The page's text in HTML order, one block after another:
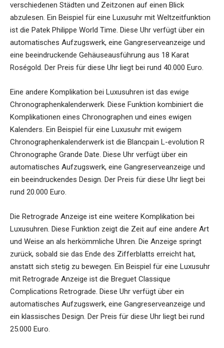
verschiedenen Städten und Zeitzonen auf einen Blick
abzulesen. Ein Beispiel für eine Luxusuhr mit Weltzeitfunktion
ist die Patek Philippe World Time. Diese Uhr verfügt über ein
automatisches Aufzugswerk, eine Gangreserveanzeige und
eine beeindruckende Gehäuseausführung aus 18 Karat
Roségold. Der Preis für diese Uhr liegt bei rund 40.000 Euro.
Eine andere Komplikation bei Luxusuhren ist das ewige
Chronographenkalenderwerk. Diese Funktion kombiniert die
Komplikationen eines Chronographen und eines ewigen
Kalenders. Ein Beispiel für eine Luxusuhr mit ewigem
Chronographenkalenderwerk ist die Blancpain L-evolution R
Chronographe Grande Date. Diese Uhr verfügt über ein
automatisches Aufzugswerk, eine Gangreserveanzeige und
ein beeindruckendes Design. Der Preis für diese Uhr liegt bei
rund 20.000 Euro.
Die Retrograde Anzeige ist eine weitere Komplikation bei
Luxusuhren. Diese Funktion zeigt die Zeit auf eine andere Art
und Weise an als herkömmliche Uhren. Die Anzeige springt
zurück, sobald sie das Ende des Zifferblatts erreicht hat,
anstatt sich stetig zu bewegen. Ein Beispiel für eine Luxusuhr
mit Retrograde Anzeige ist die Breguet Classique
Complications Retrograde. Diese Uhr verfügt über ein
automatisches Aufzugswerk, eine Gangreserveanzeige und
ein klassisches Design. Der Preis für diese Uhr liegt bei rund
25.000 Euro.